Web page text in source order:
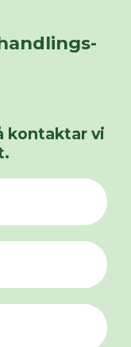
kontaktar vi